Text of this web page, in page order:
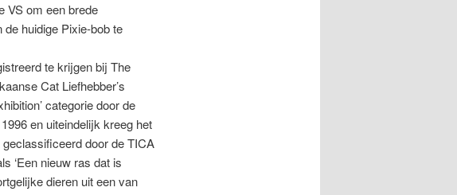
VS om een brede
huidige Pixie-bob te
te krijgen bij The
Cat Liefhebber’s
categorie door de
en uiteindelijk kreeg het
door de TICA
‘Een nieuw ras dat is
dieren uit een van